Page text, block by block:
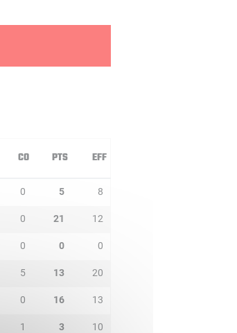
CO PTS EFF
0 5 8
0 21 12
0 0 0
5 13 20
0 16 13
1 3 10